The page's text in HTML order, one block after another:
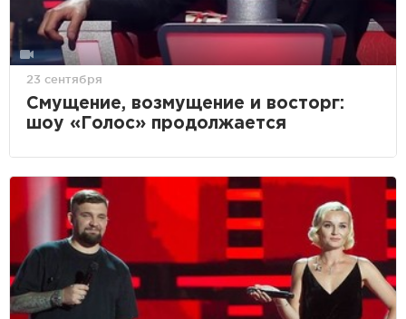
23 сентября
Смущение, возмущение и восторг:
шоу «Голос» продолжается